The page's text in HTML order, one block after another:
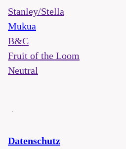
Stanley/Stella
Mukua
B&C
Fruit of the Loom
Neutral
Datenschutz